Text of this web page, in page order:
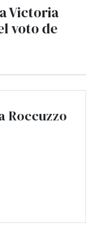
Victoria
voto de
Roccuzzo